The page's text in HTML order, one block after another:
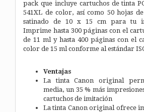
pack que incluye cartuchos de tinta
541XL de color, así como 50 hojas
satinado de 10 x 15 cm para tu
Imprime hasta 300 páginas con el
de 11 ml y hasta 400 páginas con el
color de 15 ml conforme al estándar
Ventajas
La tinta Canon original
media, un 35 % más
cartuchos de imitación
La tinta Canon original ofrece